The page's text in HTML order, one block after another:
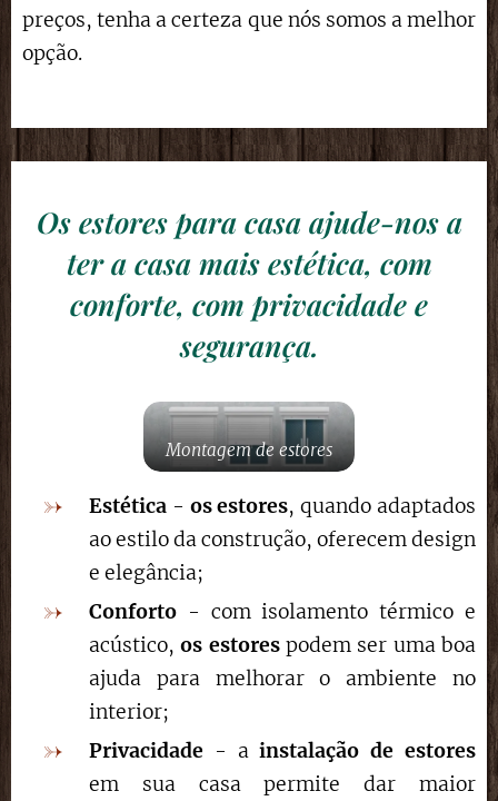
preços, tenha a certeza que nós somos a melhor
opção.
Os estores para casa ajude-nos a
ter a casa mais estética, com
conforte, com privacidade e
segurança.
Montagem de estores
Estética - os estores, quando adaptados
ao estilo da construção, oferecem design
e elegância;
Conforto - com isolamento térmico e
acústico,os estorespodem ser uma boa
ajuda para melhorar o ambiente no
interior;
Privacidade - ainstalação de estores
em sua casa permite dar maior